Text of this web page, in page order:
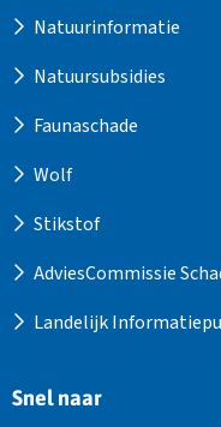
Natuurinformatie
Natuursubsidies
Faunaschade
Wolf
Stikstof
AdviesCommissie
Landelijk
Snel naar